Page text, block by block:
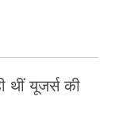
थीं यूजर्स की